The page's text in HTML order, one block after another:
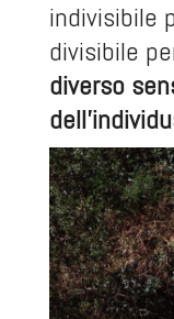
indivisibile
divisibile
diverso